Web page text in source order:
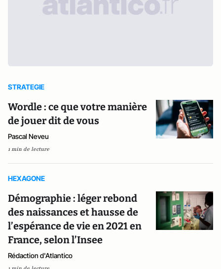
STRATEGIE
Wordle : ce que votre manière
de jouer dit de vous
Pascal Neveu
1 min de lecture
HEXAGONE
Démographie : léger rebond
des naissances et hausse de
l’espérance de vie en 2021 en
France, selon l’Insee
Rédaction d'Atlantico